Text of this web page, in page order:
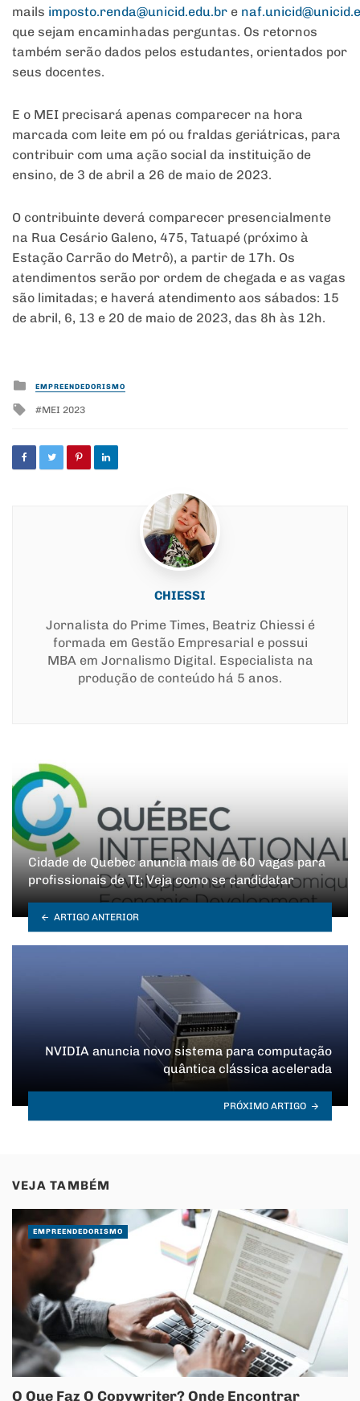
mails imposto.renda@unicid.edu.br e
que sejam encaminhadas perguntas. Os retornos
também serão dados pelos estudantes, orientados por
seus docentes.
E o MEI precisará apenas comparecer na hora
marcada com leite em pó ou fraldas geriátricas, para
contribuir com uma ação social da instituição de
ensino, de 3 de abril a 26 de maio de 2023.
O contribuinte deverá comparecer presencialmente
na Rua Cesário Galeno, 475, Tatuapé (próximo à
Estação Carrão do Metrô), a partir de 17h. Os
atendimentos serão por ordem de chegada e as vagas
são limitadas; e haverá atendimento aos sábados: 15
de abril, 6, 13 e 20 de maio de 2023, das 8h às 12h.
Posted
in
EMPREENDEDORISMO
Tagged
MEI 2023
CHIESSI
Jornalista do Prime Times, Beatriz Chiessi é
formada em Gestão Empresarial e possui
MBA em Jornalismo Digital. Especialista na
produção de conteúdo há 5 anos.
Cidade de Quebec anuncia mais de 60 vagas para
profissionais de TI; Veja como se candidatar
ARTIGO ANTERIOR
NVIDIA anuncia novo sistema para computação
quântica clássica acelerada
PRÓXIMO ARTIGO
VEJA TAMBÉM
O Que Faz O Copywriter? Onde Encontrar
EMPREENDEDORISMO